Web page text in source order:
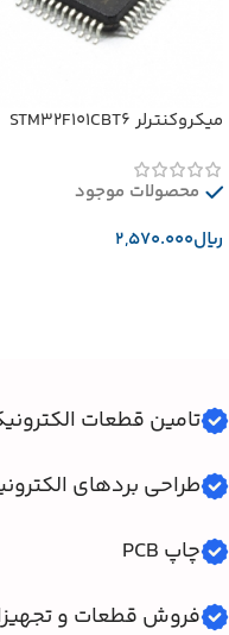
میکروکنترلر STM32F101CBT6
محصولات موجود
﷼
تامین قطعات
طراحی بردهای
چاپ PCB
فروش قطعات و